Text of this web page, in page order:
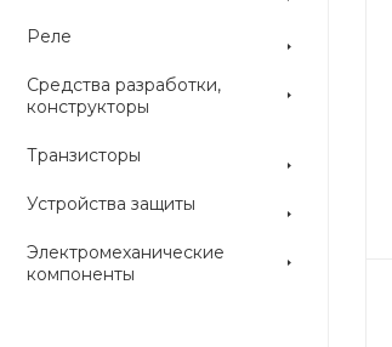
Реле
Средства разработки,
конструкторы
Транзисторы
Устройства защиты
Электромеханические
компоненты